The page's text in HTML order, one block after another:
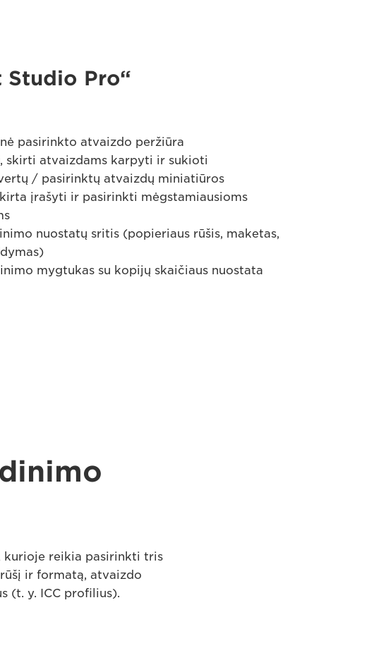
Studio Pro“
pasirinkto atvaizdo peržiūra
skirti atvaizdams karpyti ir sukioti
/ pasirinktų atvaizdų miniatiūros
įrašyti ir pasirinkti mėgstamiausioms
nuostatų sritis (popieriaus rūšis, maketas,
mygtukas su kopijų skaičiaus nuostata
kurioje reikia pasirinkti tris
ir formatą, atvaizdo
(t. y. ICC profilius).